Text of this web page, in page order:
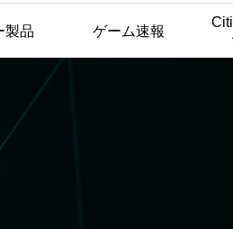
製品 ゲーム速報